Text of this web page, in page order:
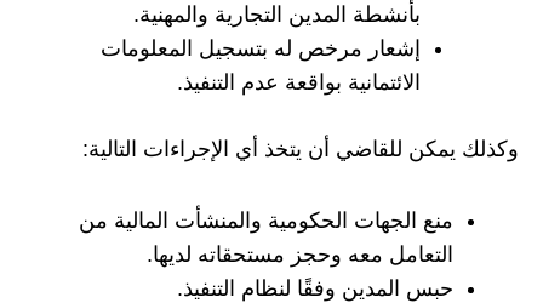
بأنشطة المدين التجارية والمهنية.
إشعار مرخص له بتسجيل المعلومات
الائتمانية بواقعة عدم التنفيذ.
وكذلك يمكن للقاضي أن يتخذ أي الإجراءات التالية:
منع الجهات الحكومية والمنشأت المالية من
التعامل معه وحجز مستحقاته لديها.
حبس المدين وفقًا لنظام التنفيذ.